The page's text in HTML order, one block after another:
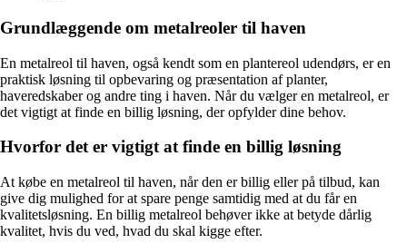
Grundlæggende om metalreoler til haven
En metalreol til haven, også kendt som en plantereol udendørs, er en
praktisk løsning til opbevaring og præsentation af planter,
haveredskaber og andre ting i haven. Når du vælger en metalreol, er
det vigtigt at finde en billig løsning, der opfylder dine behov.
Hvorfor det er vigtigt at finde en billig løsning
At købe en metalreol til haven, når den er billig eller på tilbud, kan
give dig mulighed for at spare penge samtidig med at du får en
kvalitetsløsning. En billig metalreol behøver ikke at betyde dårlig
kvalitet, hvis du ved, hvad du skal kigge efter.